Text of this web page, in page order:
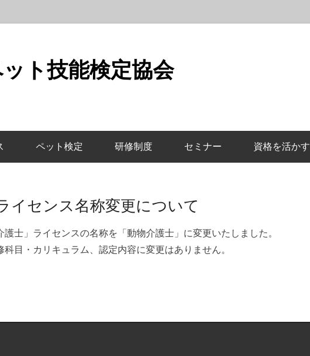
ト技能検定協会
ペット検定 研修制度 セミナー 資格を活かす
イセンス名称変更について
護士」ライセンスの名称を「動物介護士」に変更いたしました。
目・カリキュラム、認定内容に変更はありません。